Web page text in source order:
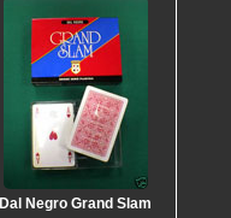
Dal Negro Grand Slam